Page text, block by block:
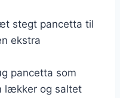
stegt pancetta til
ekstra
pancetta som
lækker og saltet